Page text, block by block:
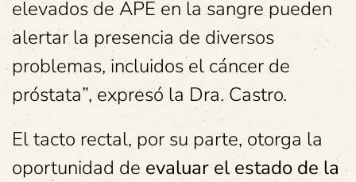
elevados de APE en la sangre pueden
alertar la presencia de diversos
problemas, incluidos el cáncer de
próstata”, expresó la Dra. Castro.
El tacto rectal, por su parte, otorga la
oportunidad de evaluar el estado de la